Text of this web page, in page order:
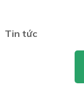
Tin tức